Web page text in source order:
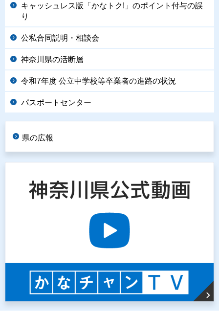
キャッシュレス版「かなトク!」のポイント付与の誤
り
公私合同説明・相談会
神奈川県の活断層
令和7年度 公立中学校等卒業者の進路の状況
パスポートセンター
県の広報